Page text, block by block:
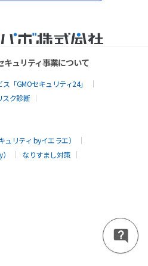
キュリティ事業について
「GMOセキュリティ24」
スク診断
リティ byイエラエ）
なりすまし対策